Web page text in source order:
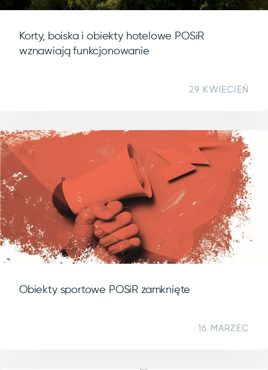
Korty, boiska i obiekty hotelowe POSiR
wznawiają funkcjonowanie
29 KWIECIEŃ
Obiekty sportowe POSiR zamknięte
16 MARZEC